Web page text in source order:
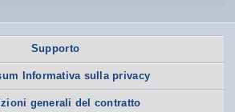
Supporto
Informativa sulla privacy
generali del contratto